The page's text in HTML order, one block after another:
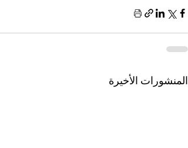
المنشورات الأخيرة